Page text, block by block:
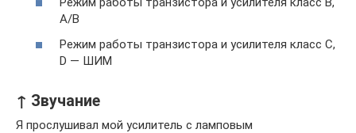
A/B
Режим работы транзистора и усилителя класс С,
D — ШИМ
↑ Звучание
Я прослушивал мой усилитель с ламповым